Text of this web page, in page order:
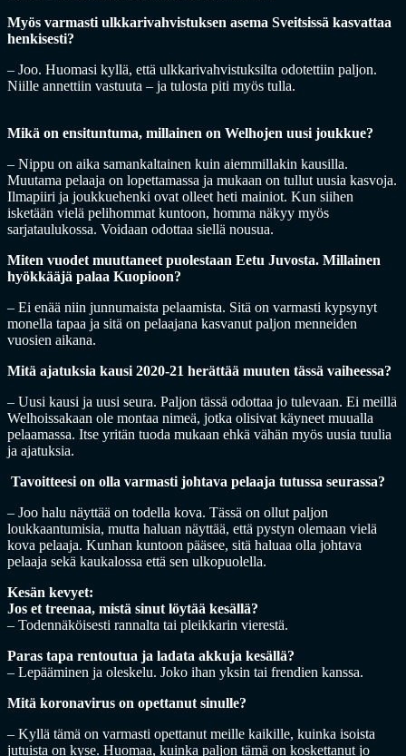
Myös varmasti ulkkarivahvistuksen asema Sveitsissä kasvattaa
henkisesti?
– Joo. Huomasi kyllä, että ulkkarivahvistuksilta odotettiin paljon.
Niille annettiin vastuuta – ja tulosta piti myös tulla.
Mikä on ensituntuma, millainen on Welhojen uusi joukkue?
– Nippu on aika samankaltainen kuin aiemmillakin kausilla.
Muutama pelaaja on lopettamassa ja mukaan on tullut uusia kasvoja.
Ilmapiiri ja joukkuehenki ovat olleet heti mainiot. Kun siihen
isketään vielä pelihommat kuntoon, homma näkyy myös
sarjataulukossa. Voidaan odottaa siellä nousua.
Miten vuodet muuttaneet puolestaan Eetu Juvosta. Millainen
hyökkääjä palaa Kuopioon?
– Ei enää niin junnumaista pelaamista. Sitä on varmasti kypsynyt
monella tapaa ja sitä on pelaajana kasvanut paljon menneiden
vuosien aikana.
Mitä ajatuksia kausi 2020-21 herättää muuten tässä vaiheessa?
– Uusi kausi ja uusi seura. Paljon tässä odottaa jo tulevaan. Ei meillä
Welhoissakaan ole montaa nimeä, jotka olisivat käyneet muualla
pelaamassa. Itse yritän tuoda mukaan ehkä vähän myös uusia tuulia
ja ajatuksia.
Tavoitteesi on olla varmasti johtava pelaaja tutussa seurassa?
– Joo halu näyttää on todella kova. Tässä on ollut paljon
loukkaantumisia, mutta haluan näyttää, että pystyn olemaan vielä
kova pelaaja. Kunhan kuntoon pääsee, sitä haluaa olla johtava
pelaaja sekä kaukalossa että sen ulkopuolella.
Kesän kevyet:
Jos et treenaa, mistä sinut löytää kesällä?
– Todennäköisesti rannalta tai pleikkarin vierestä.
Paras tapa rentoutua ja ladata akkuja kesällä?
– Lepääminen ja oleskelu. Joko ihan yksin tai frendien kanssa.
Mitä koronavirus on opettanut sinulle?
– Kyllä tämä on varmasti opettanut meille kaikille, kuinka isoista
jutuista on kyse. Huomaa, kuinka paljon tämä on koskettanut jo